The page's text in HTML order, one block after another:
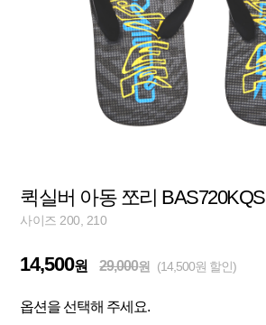
퀵실버 아동 쪼리 BAS720KQS
사이즈 200, 210
14,500원 29,000원 (14,500원 할인)
옵션을 선택해 주세요.